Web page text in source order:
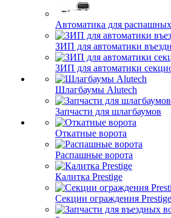
Автоматика для
ЗИП для автоматики
ЗИП для автоматики
Шлагбаумы Alutech
Запчасти для шлагбаумов
Откатные ворота
Распашные ворота
Калитка Prestige
Секции ограждения Prestige